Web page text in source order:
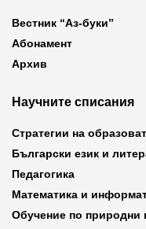
Вестник “Аз-буки”
Абонамент
Архив
Научните списания
Стратегии на
Български език и
Педагогика
Математика и
Обучение по природни